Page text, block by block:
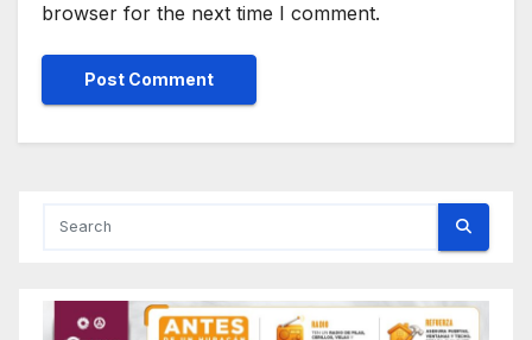
browser for the next time I comment.